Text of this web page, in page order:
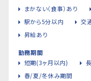
まかない（食事）あり
駅から5分以内
交
昇給あり
勤務期間
短期(3ヶ月以内)
春/夏/冬休み期間